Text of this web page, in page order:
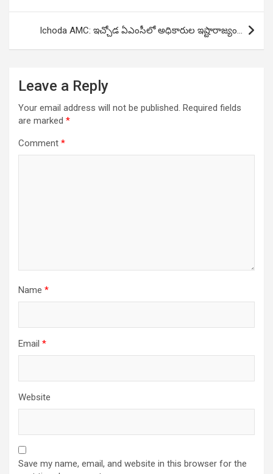
Ichoda AMC: ఇచ్చోడ ఏఎంసీలో అధికారుల ఇష్టారాజ్యం…
Leave a Reply
Your email address will not be published. Required fields
are marked *
Comment *
Name *
Email *
Website
Save my name, email, and website in this browser for the